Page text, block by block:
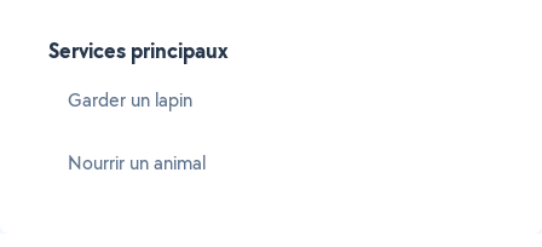
Services principaux
Garder un lapin
Nourrir un animal